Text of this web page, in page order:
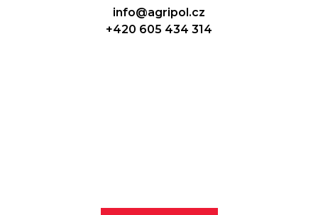
info@agripol.cz
+420 605 434 314